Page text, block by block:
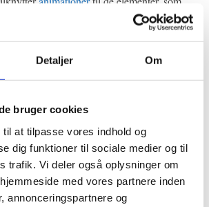
Detaljer Om
bruger cookies
at tilpasse vores indhold og
dig funktioner til sociale medier og til
trafik. Vi deler også oplysninger om
med vores partnere inden
annonceringspartnere og
en stjerne på slidemasteren ude i
brug i “Normal visning”
at lave din slidemaster (samt eventuelt
skal du have lukket mastervisningen.